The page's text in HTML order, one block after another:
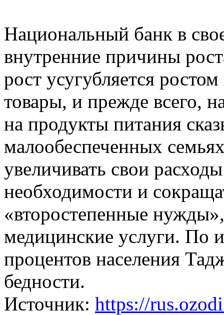
Национальный банк в
внутренние причины
рост усугубляется
товары, и прежде всего,
на продукты питания
малообеспеченных
увеличивать свои
необходимости и
«второстепенные
медицинские услуги. По
процентов населения
бедности.
Источник: https://